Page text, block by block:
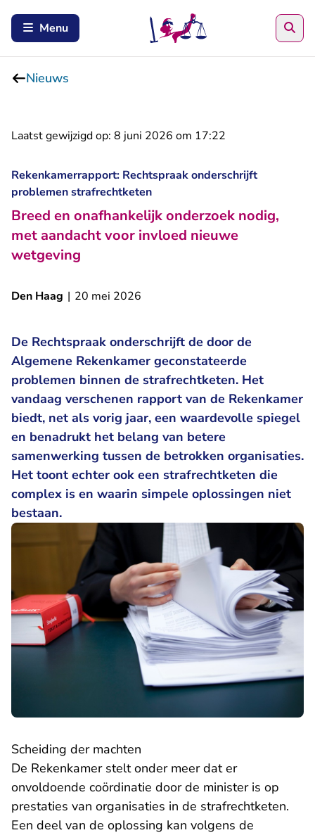
Menu
Nieuws
Laatst gewijzigd op: 8 juni 2026 om 17:22
Rekenkamerrapport: Rechtspraak onderschrijft
problemen strafrechtketen
Breed en onafhankelijk onderzoek nodig,
met aandacht voor invloed nieuwe
wetgeving
Den Haag | 20 mei 2026
De Rechtspraak onderschrijft de door de
Algemene Rekenkamer geconstateerde
problemen binnen de strafrechtketen. Het
vandaag verschenen rapport van de Rekenkamer
biedt, net als vorig jaar, een waardevolle spiegel
en benadrukt het belang van betere
samenwerking tussen de betrokken organisaties.
Het toont echter ook een strafrechtketen die
complex is en waarin simpele oplossingen niet
bestaan.
Scheiding der machten
De Rekenkamer stelt onder meer dat er
onvoldoende coördinatie door de minister is op
prestaties van organisaties in de strafrechtketen.
Een deel van de oplossing kan volgens de